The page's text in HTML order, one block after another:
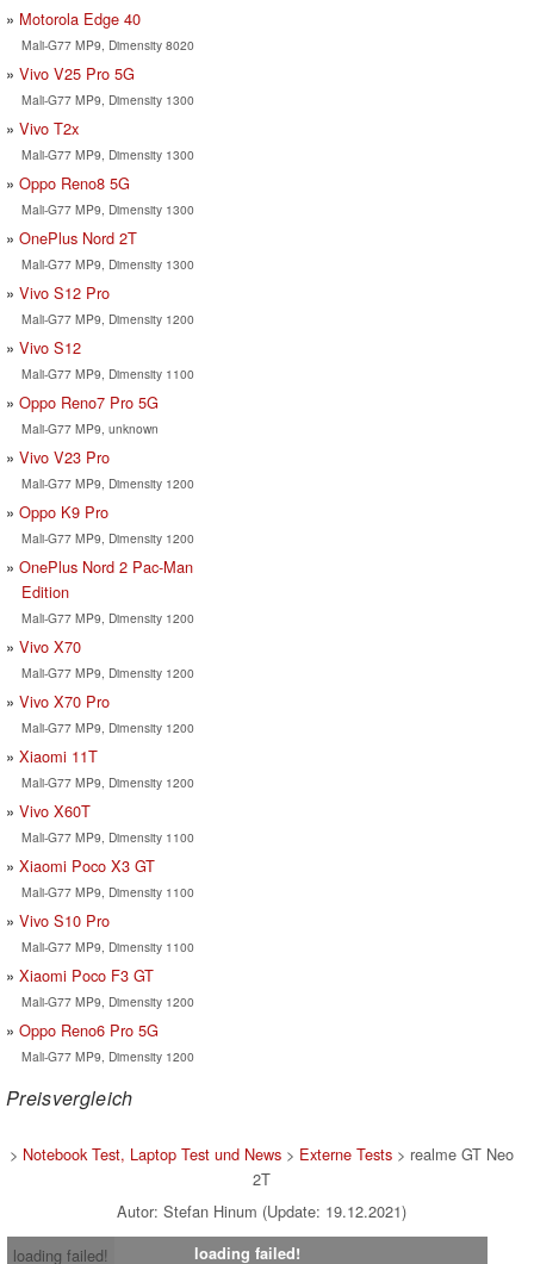
Motorola Edge 40
Mali-G77 MP9, Dimensity 8020
Vivo V25 Pro 5G
Mali-G77 MP9, Dimensity 1300
Vivo T2x
Mali-G77 MP9, Dimensity 1300
Oppo Reno8 5G
Mali-G77 MP9, Dimensity 1300
OnePlus Nord 2T
Mali-G77 MP9, Dimensity 1300
Vivo S12 Pro
Mali-G77 MP9, Dimensity 1200
Vivo S12
Mali-G77 MP9, Dimensity 1100
Oppo Reno7 Pro 5G
Mali-G77 MP9, unknown
Vivo V23 Pro
Mali-G77 MP9, Dimensity 1200
Oppo K9 Pro
Mali-G77 MP9, Dimensity 1200
OnePlus Nord 2 Pac-Man
Edition
Mali-G77 MP9, Dimensity 1200
Vivo X70
Mali-G77 MP9, Dimensity 1200
Vivo X70 Pro
Mali-G77 MP9, Dimensity 1200
Xiaomi 11T
Mali-G77 MP9, Dimensity 1200
Vivo X60T
Mali-G77 MP9, Dimensity 1100
Xiaomi Poco X3 GT
Mali-G77 MP9, Dimensity 1100
Vivo S10 Pro
Mali-G77 MP9, Dimensity 1100
Xiaomi Poco F3 GT
Mali-G77 MP9, Dimensity 1200
Oppo Reno6 Pro 5G
Mali-G77 MP9, Dimensity 1200
Preisvergleich
> Notebook Test, Laptop Test und News> Externe Tests> realme GT Neo
2T
Autor: Stefan Hinum (Update: 19.12.2021)
loading failed!
loading failed!